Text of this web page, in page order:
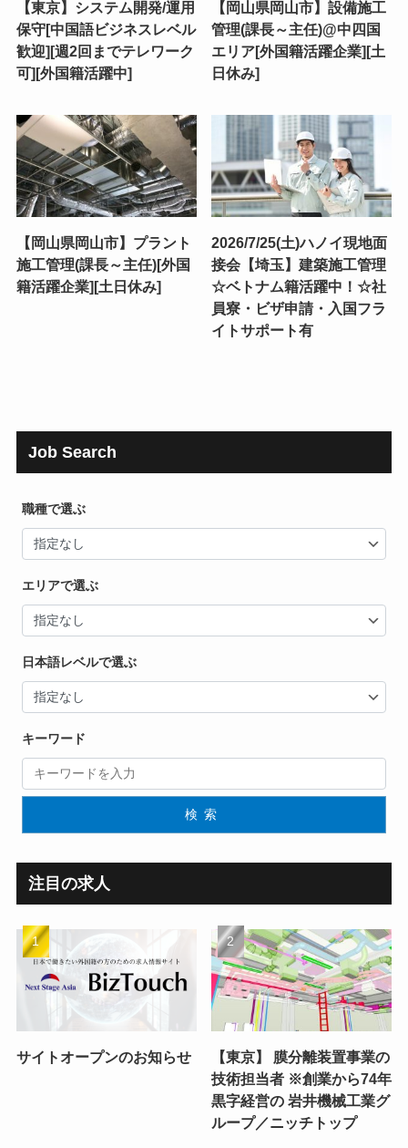
【東京】システム開発/運用
保守[中国語ビジネスレベル
歓迎][週2回までテレワーク
可][外国籍活躍中]
【岡山県岡山市】設備施工
管理(課長～主任)@中四国
エリア[外国籍活躍企業][土
日休み]
【岡山県岡山市】プラント
施工管理(課長～主任)[外国
籍活躍企業][土日休み]
2026/7/25(土)ハノイ現地面
接会【埼玉】建築施工管理
☆ベトナム籍活躍中！☆社
員寮・ビザ申請・入国フラ
イトサポート有
Job Search
職種で選ぶ
エリアで選ぶ
日本語レベルで選ぶ
キーワード
検索
注目の求人
サイトオープンのお知らせ
【東京】 膜分離装置事業の
技術担当者 ※創業から74年
黒字経営の 岩井機械工業グ
ループ／ニッチトップ